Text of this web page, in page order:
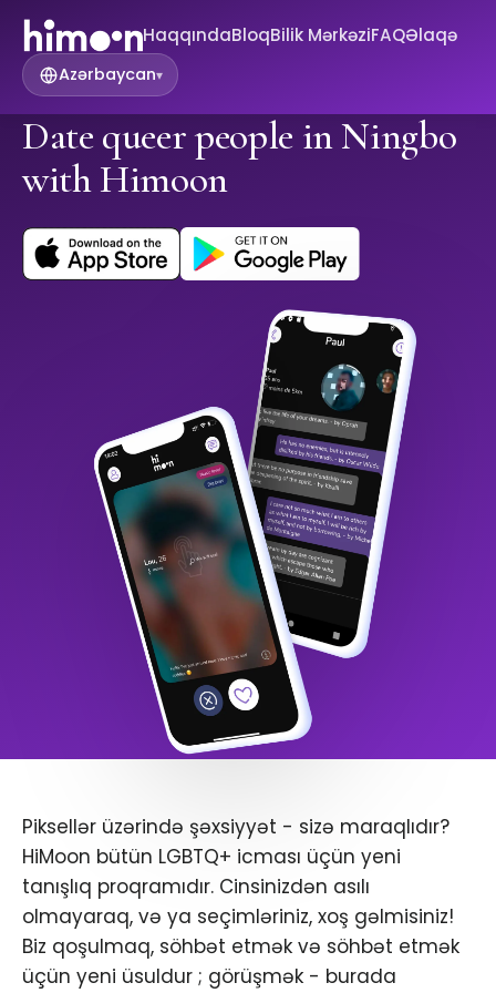
HaqqındaBloqBilik MərkəziFAQƏlaqə
Azərbaycan▾
Date queer people in Ningbo
with Himoon
Piksellər üzərində şəxsiyyət - sizə maraqlıdır?
HiMoon bütün LGBTQ+ icması üçün yeni
tanışlıq proqramıdır. Cinsinizdən asılı
olmayaraq, və ya seçimləriniz, xoş gəlmisiniz!
Biz qoşulmaq, söhbət etmək və söhbət etmək
üçün yeni üsuldur ; görüşmək - burada